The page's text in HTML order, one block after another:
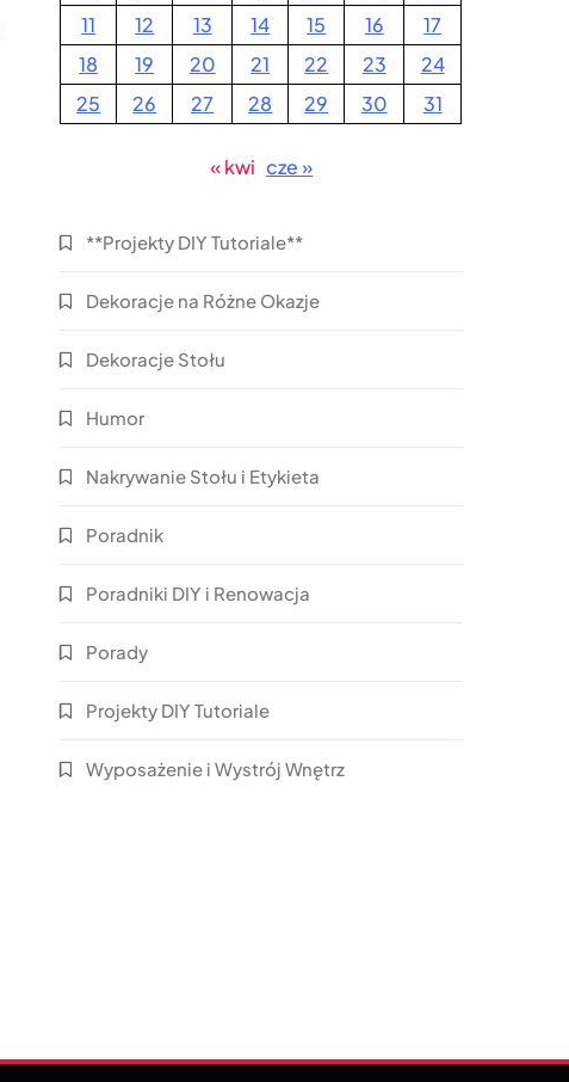
11
12 13 14 15 16
17
18
19 20 21 22 23
24
25
26 27 28 29 30 31
« kwi cze »
**Projekty DIY Tutoriale**
Dekoracje na Różne Okazje
Dekoracje Stołu
Humor
Nakrywanie Stołu i Etykieta
Poradnik
Poradniki DIY i Renowacja
Porady
Projekty DIY Tutoriale
Wyposażenie i Wystrój Wnętrz